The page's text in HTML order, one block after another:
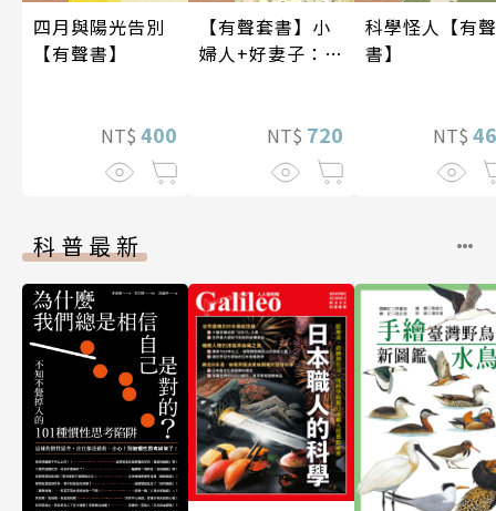
四月與陽光告別
【有聲書】
NT$ 400
【有聲套書】小
婦人+好妻子：路
NT$ 720
科學怪人【有聲
書】
NT$
科普最新